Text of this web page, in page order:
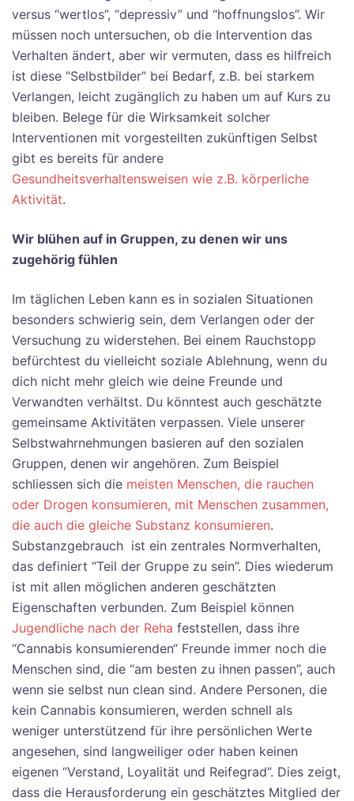
versus “wertlos”, “depressiv” und “hoffnungslos”. Wir
müssen noch untersuchen, ob die Intervention das
Verhalten ändert, aber wir vermuten, dass es hilfreich
ist diese “Selbstbilder” bei Bedarf, z.B. bei starkem
Verlangen, leicht zugänglich zu haben um auf Kurs zu
bleiben. Belege für die Wirksamkeit solcher
Interventionen mit vorgestellten zukünftigen Selbst
gibt es bereits für andere
Gesundheitsverhaltensweisen wie z.B. körperliche
Aktivität.
Wir blühen auf in Gruppen, zu denen wir uns
zugehörig fühlen
Im täglichen Leben kann es in sozialen Situationen
besonders schwierig sein, dem Verlangen oder der
Versuchung zu widerstehen. Bei einem Rauchstopp
befürchtest du vielleicht soziale Ablehnung, wenn du
dich nicht mehr gleich wie deine Freunde und
Verwandten verhältst. Du könntest auch geschätzte
gemeinsame Aktivitäten verpassen. Viele unserer
Selbstwahrnehmungen basieren auf den sozialen
Gruppen, denen wir angehören. Zum Beispiel
schliessen sich die meisten Menschen, die rauchen
oder Drogen konsumieren, mit Menschen zusammen,
die auch die gleiche Substanz konsumieren.
Substanzgebrauch ist ein zentrales Normverhalten,
das definiert “Teil der Gruppe zu sein”. Dies wiederum
ist mit allen möglichen anderen geschätzten
Eigenschaften verbunden. Zum Beispiel können
Jugendliche nach der Reha feststellen, dass ihre
“Cannabis konsumierenden“ Freunde immer noch die
Menschen sind, die “am besten zu ihnen passen”, auch
wenn sie selbst nun clean sind. Andere Personen, die
kein Cannabis konsumieren, werden schnell als
weniger unterstützend für ihre persönlichen Werte
angesehen, sind langweiliger oder haben keinen
eigenen “Verstand, Loyalität und Reifegrad”. Dies zeigt,
dass die Herausforderung ein geschätztes Mitglied der